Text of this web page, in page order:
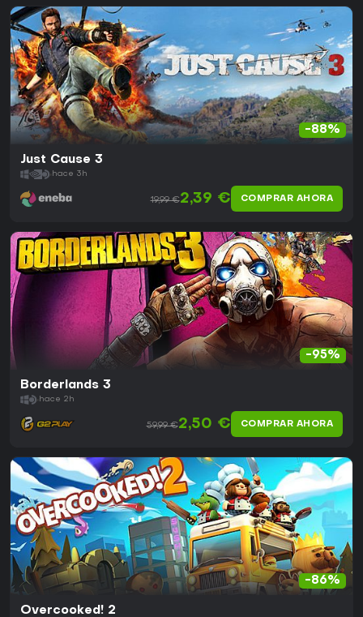
-88%
Just Cause 3
hace 3h
19,99 €2,39 € COMPRAR AHORA
-95%
Borderlands 3
hace 2h
59,99 €2,50 € COMPRAR AHORA
-86%
Overcooked! 2